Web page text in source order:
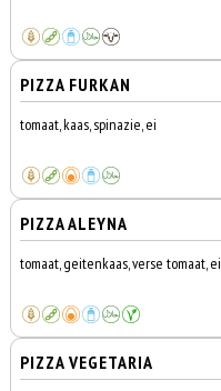
PIZZA FURKAN
tomaat, kaas, spinazie, ei
PIZZA ALEYNA
tomaat, geitenkaas, verse tomaat, ei
PIZZA VEGETARIA